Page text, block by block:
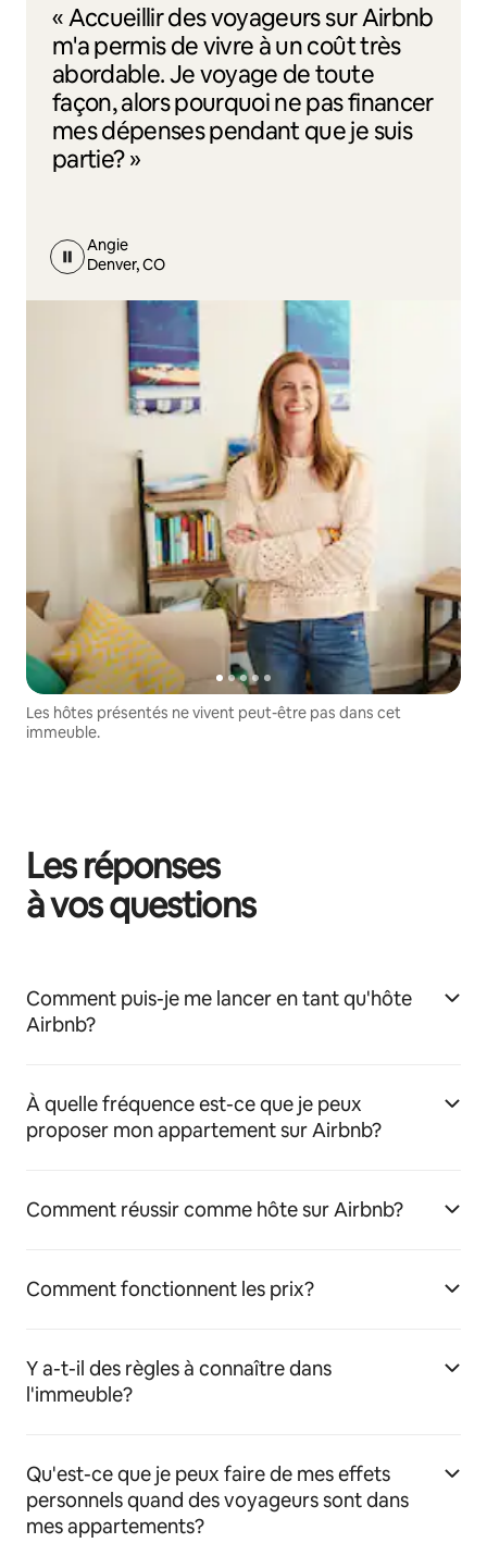
« Accueillir des voyageurs sur Airbnb
m'a permis de vivre à un coût très
abordable. Je voyage de toute
façon, alors pourquoi ne pas financer
mes dépenses pendant que je suis
partie? »
Angie
Denver, CO
Les hôtes présentés ne vivent peut-être pas dans cet
immeuble.
Les réponses
à vos questions
Comment puis-je me lancer en tant qu'hôte
Airbnb?
À quelle fréquence est-ce que je peux
proposer mon appartement sur Airbnb?
Comment réussir comme hôte sur Airbnb?
Comment fonctionnent les prix?
Y a-t-il des règles à connaître dans
l'immeuble?
Qu'est-ce que je peux faire de mes effets
personnels quand des voyageurs sont dans
mes appartements?